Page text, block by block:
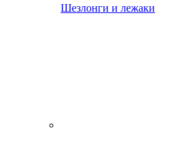
Шезлонги и лежаки